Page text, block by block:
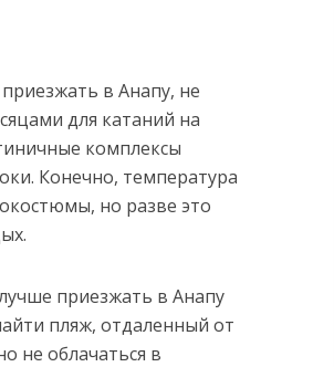
в Анапу, не
для катаний на
комплексы
Конечно, температура
но разве это
приезжать в Анапу
пляж, отдаленный от
не облачаться в